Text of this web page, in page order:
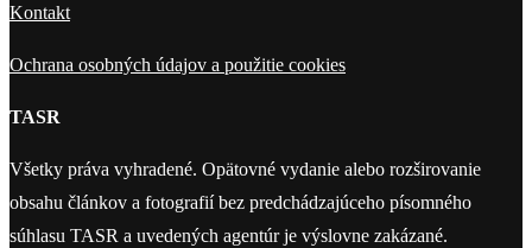
Kontakt
Ochrana osobných údajov a použitie cookies
TASR
Všetky práva vyhradené. Opätovné vydanie alebo rozširovanie
obsahu článkov a fotografií bez predchádzajúceho písomného
súhlasu TASR a uvedených agentúr je výslovne zakázané.